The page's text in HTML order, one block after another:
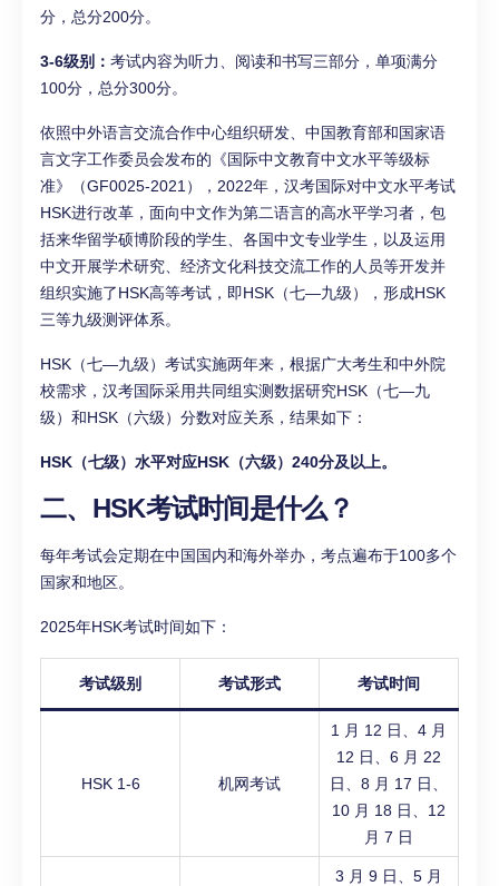
分，总分200分。
3-6级别： 考试内容为听力、阅读和书写三部分，单项满分
100分，总分300分。
依照中外语言交流合作中心组织研发、中国教育部和国家语
言文字工作委员会发布的《国际中文教育中文水平等级标
准》（GF0025-2021），2022年，汉考国际对中文水平考试
HSK进行改革，面向中文作为第二语言的高水平学习者，包
括来华留学硕博阶段的学生、各国中文专业学生，以及运用
中文开展学术研究、经济文化科技交流工作的人员等开发并
组织实施了HSK高等考试，即HSK（七—九级），形成HSK
三等九级测评体系。
HSK（七—九级）考试实施两年来，根据广大考生和中外院
校需求，汉考国际采用共同组实测数据研究HSK（七—九
级）和HSK（六级）分数对应关系，结果如下：
HSK（七级）水平对应HSK（六级）240分及以上。
二、HSK考试时间是什么？
每年考试会定期在中国国内和海外举办，考点遍布于100多个
国家和地区。
2025年HSK考试时间如下：
考试级别 考试形式 考试时间
HSK 1-6 机网考试
1 月 12 日、4 月
12 日、6 月 22
日、8 月 17 日、
10 月 18 日、12
月 7 日
3 月 9 日、5 月